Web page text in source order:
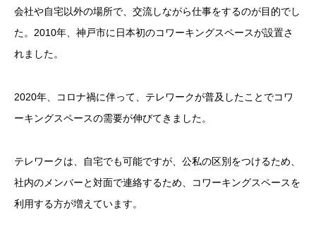
会社や自宅以外の場所で、交流しながら仕事をするのが目的でし
た。2010年、神戸市に日本初のコワーキングスペースが設置さ
れました。
2020年、コロナ禍に伴って、テレワークが普及したことでコワ
ーキングスペースの需要が伸びてきました。
テレワークは、自宅でも可能ですが、公私の区別をつけるため、
社内のメンバーと対面で連絡するため、コワーキングスペースを
利用する方が増えています。